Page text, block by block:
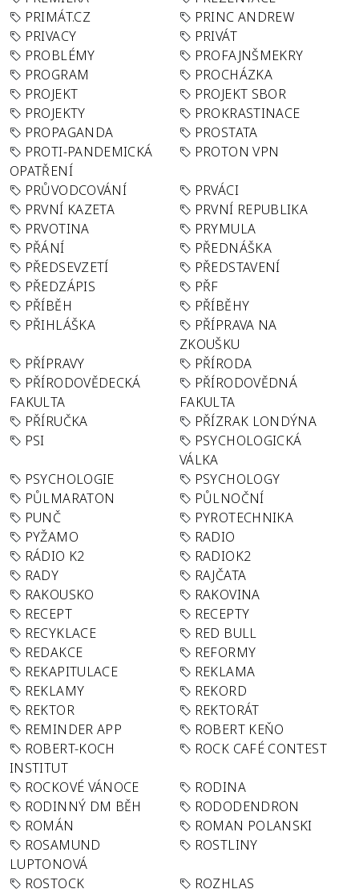
PRIMÁT.CZ
PRINC ANDREW
PRIVACY
PRIVÁT
PROBLÉMY
PROFAJNŠMEKRY
PROGRAM
PROCHÁZKA
PROJEKT
PROJEKT SBOR
PROJEKTY
PROKRASTINACE
PROPAGANDA
PROSTATA
PROTI-PANDEMICKÁ
OPATŘENÍ
PROTON VPN
PRŮVODCOVÁNÍ
PRVÁCI
PRVNÍ KAZETA
PRVNÍ REPUBLIKA
PRVOTINA
PRYMULA
PŘÁNÍ
PŘEDNÁŠKA
PŘEDSEVZETÍ
PŘEDSTAVENÍ
PŘEDZÁPIS
PŘF
PŘÍBĚH
PŘÍBĚHY
PŘIHLÁŠKA
PŘÍPRAVA NA
ZKOUŠKU
PŘÍPRAVY
PŘÍRODA
PŘÍRODOVĚDECKÁ
FAKULTA
PŘÍRODOVĚDNÁ
FAKULTA
PŘÍRUČKA
PŘÍZRAK LONDÝNA
PSI
PSYCHOLOGICKÁ
VÁLKA
PSYCHOLOGIE
PSYCHOLOGY
PŮLMARATON
PŮLNOČNÍ
PUNČ
PYROTECHNIKA
PYŽAMO
RADIO
RÁDIO K2
RADIOK2
RADY
RAJČATA
RAKOUSKO
RAKOVINA
RECEPT
RECEPTY
RECYKLACE
RED BULL
REDAKCE
REFORMY
REKAPITULACE
REKLAMA
REKLAMY
REKORD
REKTOR
REKTORÁT
REMINDER APP
ROBERT KEŇO
ROBERT-KOCH
INSTITUT
ROCK CAFÉ CONTEST
ROCKOVÉ VÁNOCE
RODINA
RODINNÝ DM BĚH
RODODENDRON
ROMÁN
ROMAN POLANSKI
ROSAMUND
LUPTONOVÁ
ROSTLINY
ROSTOCK
ROZHLAS